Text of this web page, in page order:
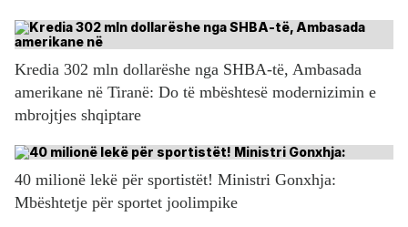
Kredia 302 mln dollarëshe nga SHBA-të, Ambasada
amerikane në Tiranë: Do të mbështesë modernizimin e
mbrojtjes shqiptare
40 milionë lekë për sportistët! Ministri Gonxhja:
Mbështetje për sportet joolimpike